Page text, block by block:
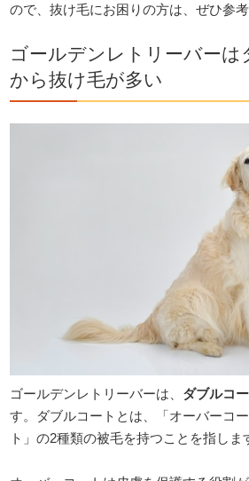
ので、抜け毛にお困りの方は、ぜひ参
ゴールデンレトリーバーは
から抜け毛が多い
ゴールデンレトリーバーは、 ダブルコ
す。ダブルコートとは、「オーバーコ
ト」の2種類の被毛を持つことを指しま